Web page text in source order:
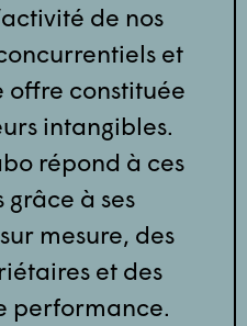
de nos
et
offre constituée
intangibles.
répond à ces
à ses
mesure, des
et des
performance.